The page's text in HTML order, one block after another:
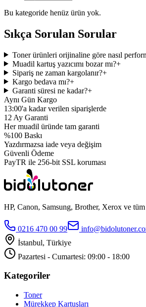
Bu kategoride henüz ürün yok.
Sıkça Sorulan Sorular
Toner ürünleri orijinaline göre nasıl
Muadil kartuş yazıcımı bozar mı?+
Sipariş ne zaman kargolanır?+
Kargo bedava mı?+
Garanti süresi ne kadar?+
Aynı Gün Kargo
13:00'a kadar verilen siparişlerde
12 Ay Garanti
Her muadil üründe tam garanti
%100 Baskı
Yazdırmazsa iade veya değişim
Güvenli Ödeme
PayTR ile 256-bit SSL koruması
HP, Canon, Samsung, Brother, Xerox ve
0216 470 00 99
İstanbul, Türkiye
Pazartesi - Cumartesi: 09:00 - 18:00
Kategoriler
Toner
Mürekkep Kartuşları